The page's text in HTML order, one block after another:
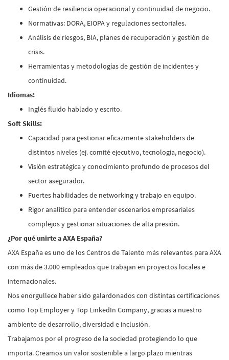
Gestión de resiliencia operacional y continuidad de negocio.
Normativas: DORA, EIOPA y regulaciones sectoriales.
Análisis de riesgos, BIA, planes de recuperación y gestión de
crisis.
Herramientas y metodologías de gestión de incidentes y
continuidad.
Idiomas:
Inglés fluido hablado y escrito.
Soft Skills:
Capacidad para gestionar eficazmente stakeholders de
distintos niveles (ej. comité ejecutivo, tecnología, negocio).
Visión estratégica y conocimiento profundo de procesos del
sector asegurador.
Fuertes habilidades de networking y trabajo en equipo.
Rigor analítico para entender escenarios empresariales
complejos y gestionar situaciones de alta presión.
¿Por qué unirte a AXA España?
AXA España es uno de los Centros de Talento más relevantes para AXA
con más de 3.000 empleados que trabajan en proyectos locales e
internacionales.
Nos enorgullece haber sido galardonados con distintas certificaciones
como Top Employer y Top LinkedIn Company, gracias a nuestro
ambiente de desarrollo, diversidad e inclusión.
Trabajamos por el progreso de la sociedad protegiendo lo que
importa. Creamos un valor sostenible a largo plazo mientras